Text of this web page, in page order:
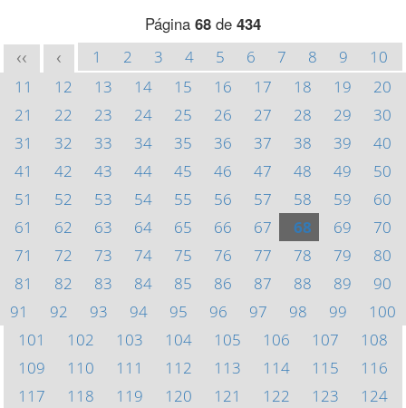
Página 68 de 434
<< < 1 2 3 4 5 6 7 8 9
10
11
12 13 14 15 16 17 18 19
20
21
22 23 24 25 26 27 28 29
30
31
32 33 34 35 36 37 38 39
40
41
42 43 44 45 46 47 48 49
50
51
52 53 54 55 56 57 58 59
60
61
62 63 64 65 66 67 68 69
70
71
72 73 74 75 76 77 78 79
80
81
82 83 84 85 86 87 88 89
90
91
92 93 94 95 96 97 98 99
100
101
102 103 104 105 106 107
108
109
110 111 112 113 114 115
116
117
118 119 120 121 122 123
124